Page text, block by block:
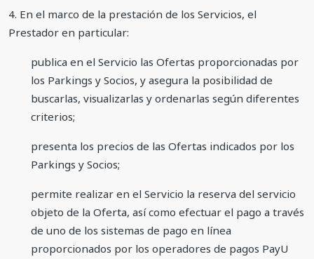
4. En el marco de la prestación de los Servicios, el
Prestador en particular:
publica en el Servicio las Ofertas proporcionadas por
los Parkings y Socios, y asegura la posibilidad de
buscarlas, visualizarlas y ordenarlas según diferentes
criterios;
presenta los precios de las Ofertas indicados por los
Parkings y Socios;
permite realizar en el Servicio la reserva del servicio
objeto de la Oferta, así como efectuar el pago a través
de uno de los sistemas de pago en línea
proporcionados por los operadores de pagos PayU